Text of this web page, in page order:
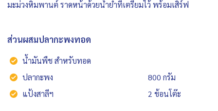
มะม่วงหิมพานต์ ราดหน้าด้วยน้ำยำที่เตรียมไว้ พร้อมเสิร์ฟ
ส่วนผสมปลากะพงทอด
น้ำมันพืช สำหรับทอด
ปลากะพง
800 กรัม
แป้งสาลีฯ
2 ช้อนโต๊ะ